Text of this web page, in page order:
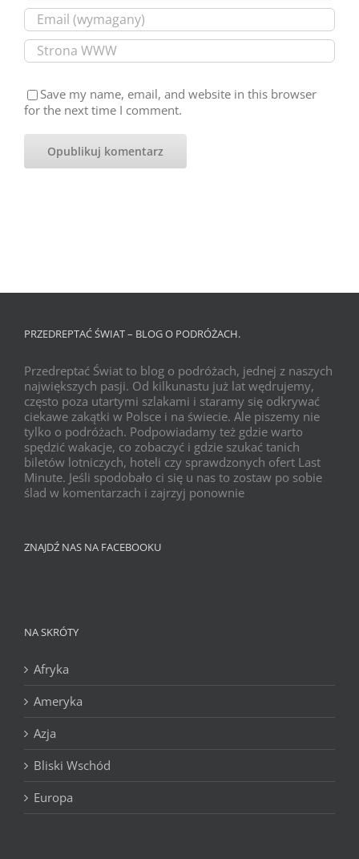
Save my name, email, and website in this browser
for the next time I comment.
PRZEDREPTAĆ ŚWIAT – BLOG O PODRÓŻACH.
Przedreptać Świat to blog o podróżach, jednej z naszych
największych pasji. Od kilkunastu już lat wędrujemy,
często poza utartymi szlakami i staramy się odkrywać
ciekawe zakątki w Polsce i na świecie. Ale piszemy nie
tylko o podróżach. Podpowiadamy też gdzie warto
spędzić wakacje, co zobaczyć i gdzie szukać tanich
biletów lotniczych, hoteli czy sprawdzonych ofert Last
Minute. Jeśli spodobało ci się u nas to zostaw po sobie
ślad w komentarzach i zajrzyj ponownie
ZNAJDŹ NAS NA FACEBOOKU
NA SKRÓTY
Afryka
Ameryka
Azja
Bliski Wschód
Europa